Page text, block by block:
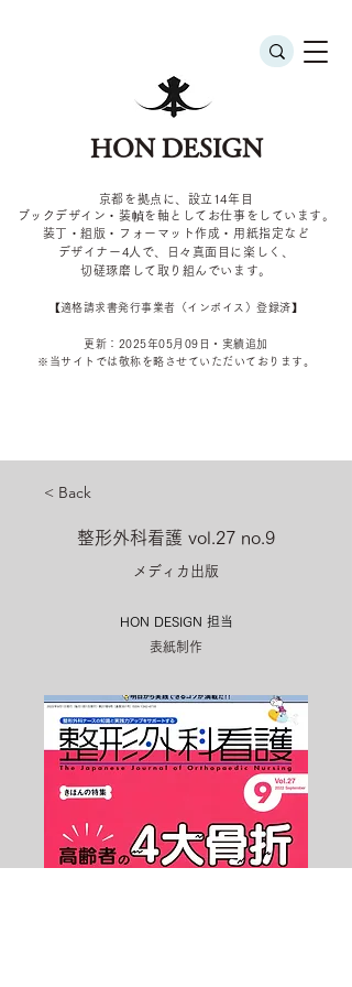
HON DESIGN
京都を拠点に、設立14年目
ブックデザイン・装幀を軸としてお仕事をしています。
装丁・組版・フォーマット作成・用紙指定など
デザイナー4 人で、日々真面目に楽しく、
切磋琢磨して取り組んでいます。
​【適格請求書発行事業者（インボイス）登録済】
更新：2025年05 月09 日・実績追加
​※当サイトでは敬称を 略させていただいております。
< Back
整形外科看護 vol.27 no.9
メディカ出版
HON DESIGN​ 担当
表紙制作